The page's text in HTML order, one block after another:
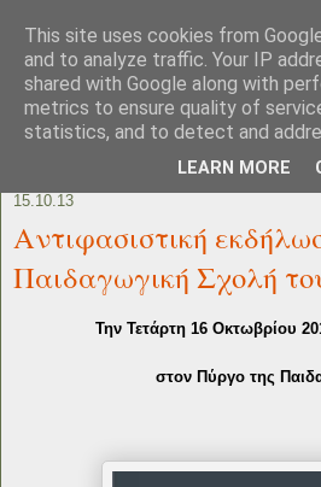
15.10.13
Αντιφασιστική
Παιδαγωγική Σχολή
Την Τετάρτη 16 Οκτωβρίου
στον Πύργο της
This site uses cookies from
and to analyze traffic. Your IP
shared with Google along with
metrics to ensure quality of
statistics, and to detect and
LEARN MORE